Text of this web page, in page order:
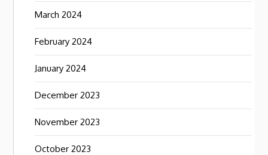
March 2024
February 2024
January 2024
December 2023
November 2023
October 2023